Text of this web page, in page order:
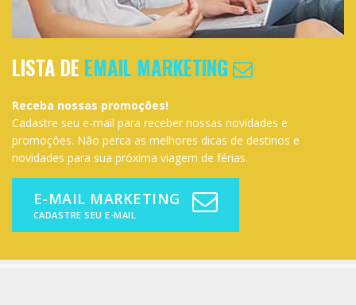
LISTA DE EMAIL MARKETING
Receba nossas promoções!
Cadastre seu e-mail para receber nossas novidades e
promoções. Não perca as melhores dicas de destinos e
novidades para sua próxima viagem de férias.
E-MAIL MARKETING
CADASTRE SEU E-MAIL